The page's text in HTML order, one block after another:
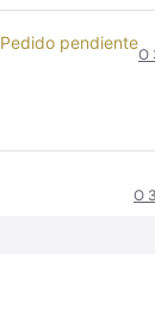
Pedido pendiente
O
O